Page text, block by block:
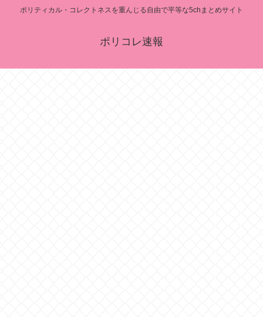
ポリティカル・コレクトネスを重んじる自由で平等な5chまとめサイト
ポリコレ速報